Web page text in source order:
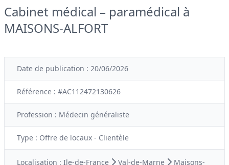
Cabinet médical – paramédical à
MAISONS-ALFORT
Date de publication : 20/06/2026
Référence : #AC112472130626
Profession : Médecin généraliste
Type : Offre de locaux - Clientèle
Localisation : Ile-de-France Val-de-Marne
Maisons-